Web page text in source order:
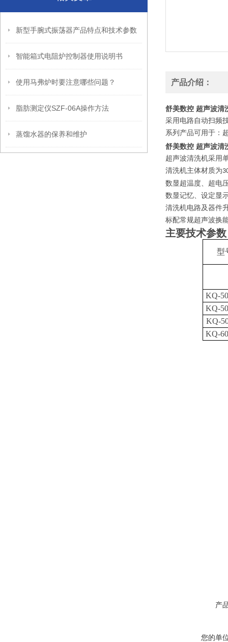
新型手腕式振荡器产品特点和技术参数
智能箱式电阻炉控制器使用说明书
使用马弗炉时要注意哪些问题？
脂肪测定仪SZF-06A操作方法
蒸馏水器的保养和维护
产品介绍：
舒美数控 超声波清
采用电路自动扫频
系列产品可用于：
舒美数控 超声波清
超声波清洗机采用
清洗机主体材质为
数显超温度、超电
数显记忆、设定显
清洗机电路及器件
标配常规超声波换
主要技术参数
型
KQ-
KQ-
KQ-
KQ-
产
您的单